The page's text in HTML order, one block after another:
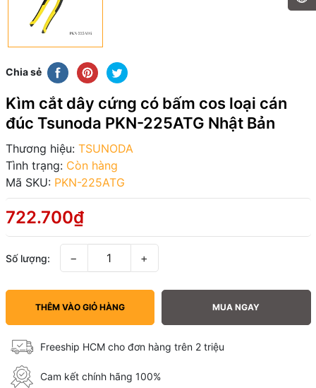
Chia sẻ
Kìm cắt dây cứng có bấm cos loại cán
đúc Tsunoda PKN-225ATG Nhật Bản
Thương hiệu: TSUNODA
Tình trạng: Còn hàng
Mã SKU: PKN-225ATG
722.700₫
Số lượng: − +
THÊM VÀO GIỎ HÀNG MUA NGAY
Freeship HCM cho đơn hàng trên 2 triệu
Cam kết chính hãng 100%